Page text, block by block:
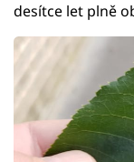
desítce let plně